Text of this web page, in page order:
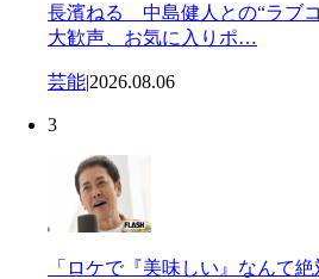
長濱ねる 中島健人との“ラブ
大歓声、お気に入りポ…
芸能|2026.08.06
3
「ロケで『美味しい』なんて